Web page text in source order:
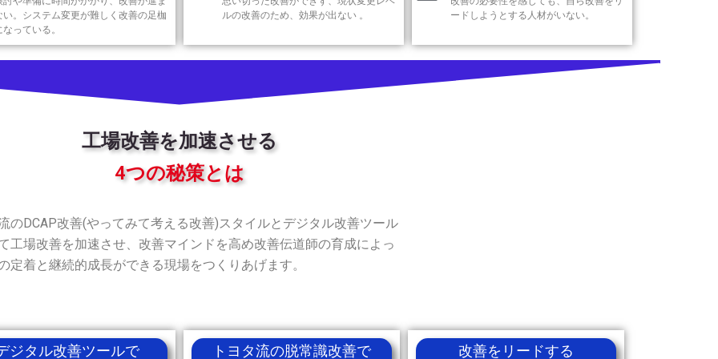
い。システム変更が難しく改善の足枷
なっている。
ルの改善のため、効果が出ない 。
ードしようとする人材がいない。
工場改善を加速させる
4つの秘策とは
のDCAP改善(やってみて考える改善)スタイルとデジタル改善ツール
工場改善を加速させ、改善マインドを高め改善伝道師の育成によっ
定着と継続的成長ができる現場をつくりあげます。
ジタル改善ツールで トヨタ流の脱常識改善で 改善をリードする